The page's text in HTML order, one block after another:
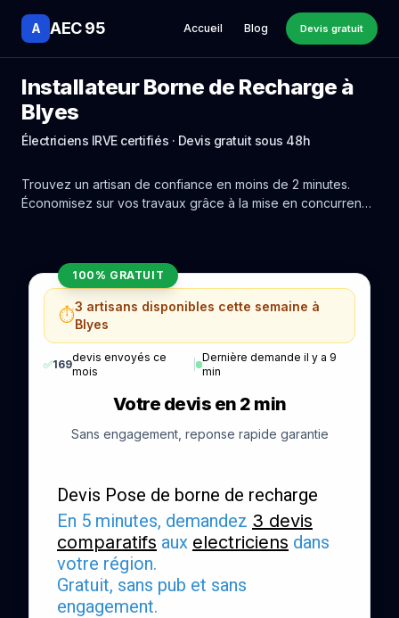
A AEC 95 Accueil Blog Devis gratuit
Installateur Borne de Recharge à
Blyes
Électriciens IRVE certifiés · Devis gratuit sous 48h
Trouvez un artisan de confiance en moins de 2 minutes.
Économisez sur vos travaux grâce à la mise en concurrence
100% GRATUIT
⏱️3 artisans disponibles cette semaine à
Blyes
✅169
devis envoyés ce
mois
Dernière demande il y a 9
min
Votre devis en 2 min
Sans engagement, reponse rapide garantie
Devis Pose de borne de recharge
En 5 minutes, demandez 3 devis
comparatifs aux electriciens dans
votre région.
Gratuit, sans pub et sans
engagement.